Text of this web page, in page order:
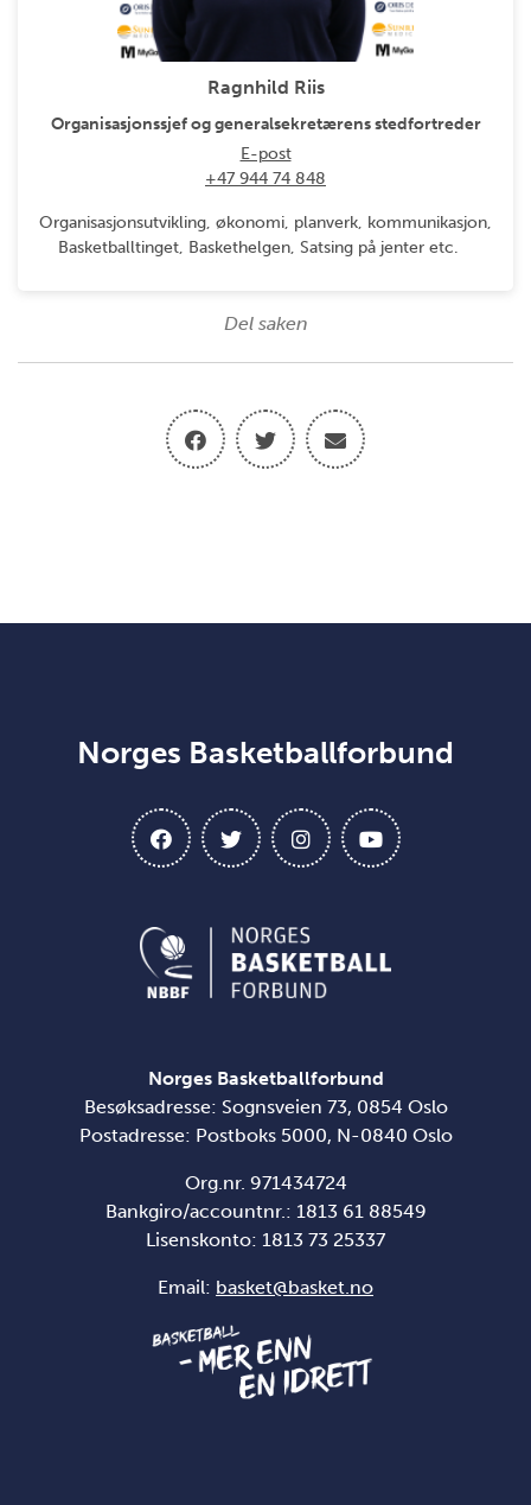
Ragnhild Riis
Organisasjonssjef og generalsekretærens stedfortreder
E-post
+47 944 74 848
Organisasjonsutvikling, økonomi, planverk, kommunikasjon,
Basketballtinget, Baskethelgen, Satsing på jenter etc.
Del saken
Norges Basketballforbund
Norges Basketballforbund
Besøksadresse: Sognsveien 73, 0854 Oslo
Postadresse: Postboks 5000, N-0840 Oslo
Org.nr. 971434724
Bankgiro/accountnr.: 1813 61 88549
Lisenskonto: 1813 73 25337
Email: basket@basket.no